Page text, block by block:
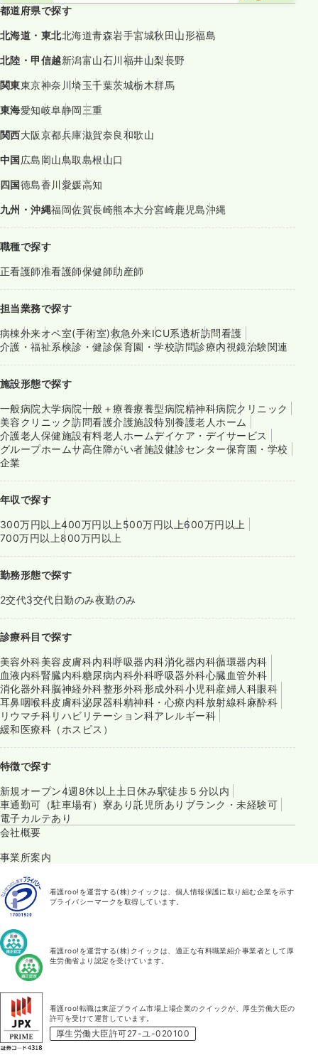
都道府県で探す
北海道・東北北海道青森岩手宮城秋田山形福島
北陸・甲信越新潟富山石川福井山梨長野
関東東京神奈川埼玉千葉茨城栃木群馬
東海愛知岐阜静岡三重
関西大阪京都兵庫滋賀奈良和歌山
中国広島岡山鳥取島根山口
四国徳島香川愛媛高知
九州・沖縄福岡佐賀長崎熊本大分宮崎鹿児島沖縄
職種で探す
正看護師准看護師保健師助産師
担当業務で探す
病棟外来オペ室(手術室)救急外来ICU系透析訪問看護
介護・福祉系検診・健診保育園・学校訪問診療内視鏡治験関連
施設形態で探す
一般病院大学病院一般＋療養療養型病院精神科病院クリニック
美容クリニック訪問看護介護施設特別養護老人ホーム
介護老人保健施設有料老人ホームデイケア・デイサービス
グループホームサ高住障がい者施設健診センター保育園・学校
企業
年収で探す
300万円以上400万円以上 500万円以上600万円以上
700万円以上800万円以上
勤務形態で探す
2交代3交代日勤のみ夜勤のみ
診療科目で探す
美容外科美容皮膚科内科呼吸器内科消化器内科循環器内科
血液内科腎臓内科糖尿病内科外科呼吸器外科心臓血管外科
消化器外科脳神経外科整形外科形成外科小児科産婦人科眼科
耳鼻咽喉科皮膚科泌尿器科精神科・心療内科放射線科麻酔科
リウマチ科リハビリテーション科アレルギー科
緩和医療科（ホスピス）
特徴で探す
新規オープン4週8休以上 土日休み駅徒歩５分以内
車通勤可（駐車場有） 寮あり託児所あり ブランク・未経験可
電子カルテあり
会社概要
事業所案内
看護roo!を運営する(株)クイックは、個人情報保護に取り組む企業を示す
プライバシーマークを取得しています。
看護roo!を運営する(株)クイックは、適正な有料職業紹介事業者として厚
生労働省より認定を受けています。
看護roo!転職は東証プライム市場上場企業のクイックが、厚生労働大臣の
許可を受けて運営しています。
厚生労働大臣許可27-ユ-020100